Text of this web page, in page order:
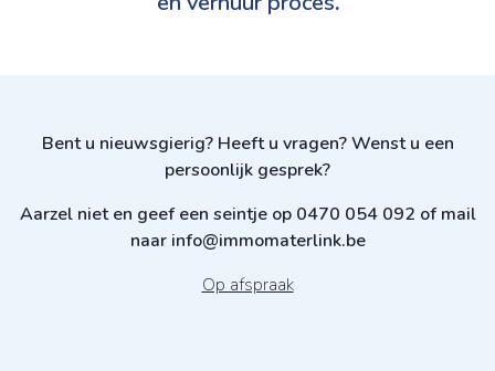
Bent u nieuwsgierig? Heeft u vragen? Wenst u een
persoonlijk gesprek?
Aarzel niet en geef een seintje op 0470 054 092 of mail
naar info@immomaterlink.be
Op afspraak